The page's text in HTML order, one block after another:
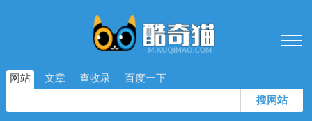
网站 文章 查收录 百度一下
搜网站